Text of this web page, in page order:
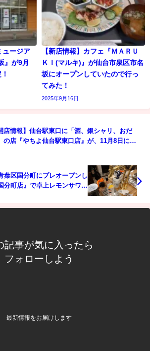
ュージア
』が9月
【新店情報】カフェ『ＭＡＲＵ
ＫＩ(マルキ)』が仙台市泉区市名
坂にオープンしていたので行っ
てみた！
2025年9月16日
店情報】仙台駅東口に「酒、銀シャリ、おだ
の店『やちよ仙台駅東口店』が、11月8日にオ
葉区国分町にプレオープンし
分町店』で卓上レモンサワー
記事が気に入ったら
フォローしよう
最新情報をお届けします